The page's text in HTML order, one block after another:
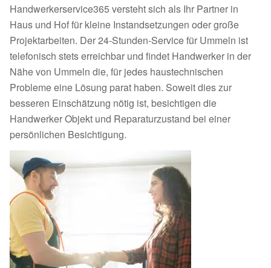
Handwerkerservice365 versteht sich als Ihr Partner in
Haus und Hof für kleine Instandsetzungen oder große
Projektarbeiten. Der 24-Stunden-Service für Ummeln ist
telefonisch stets erreichbar und findet Handwerker in der
Nähe von Ummeln die, für jedes haustechnischen
Probleme eine Lösung parat haben. Soweit dies zur
besseren Einschätzung nötig ist, besichtigen die
Handwerker Objekt und Reparaturzustand bei einer
persönlichen Besichtigung.